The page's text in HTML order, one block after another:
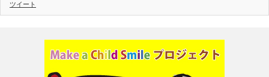
ツイート